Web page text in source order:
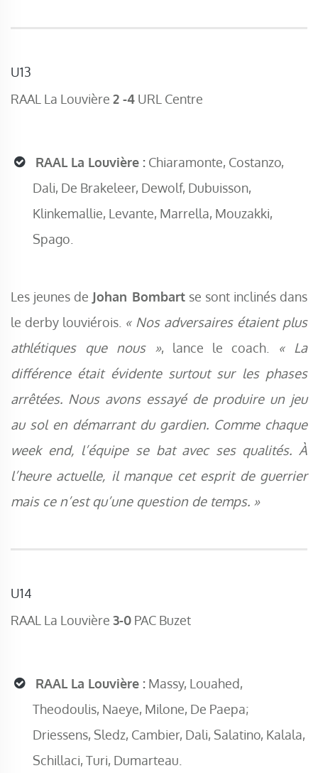
U13
RAAL La Louvière 2 -4 URL Centre
RAAL La Louvière : Chiaramonte, Costanzo,
Dali, De Brakeleer, Dewolf, Dubuisson,
Klinkemallie, Levante, Marrella, Mouzakki,
Spago.
Les jeunes de Johan Bombartse sont inclinés dans
le derby louviérois. « Nos adversaires étaient plus
athlétiques que nous », lance le coach.
« La
différence était évidente surtout sur les phases
arrêtées. Nous avons essayé de produire un jeu
au sol en démarrant du gardien. Comme chaque
week end, l’équipe se bat avec ses qualités. À
l’heure actuelle, il manque cet esprit de guerrier
mais ce n’est qu’une question de temps. »
U14
RAAL La Louvière 3-0 PAC Buzet
RAAL La Louvière : Massy, Louahed,
Theodoulis, Naeye, Milone, De Paepa;
Driessens, Sledz, Cambier, Dali, Salatino, Kalala,
Schillaci, Turi, Dumarteau.